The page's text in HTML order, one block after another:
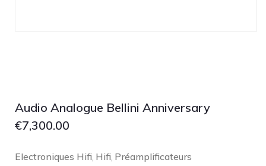
Audio Analogue Bellini Anniversary
€7,300.00
Electroniques Hifi Hifi Préamplificateurs